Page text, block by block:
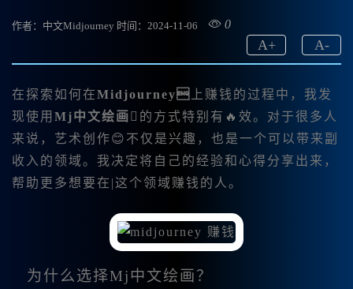
作者：中文Midjourney 时间：2024-11-06 0
A-
A+
在探索如何在Midjourney 上赚钱的过程中，我发
现使用 Mj中文绘画 的方式特别有🔥效。对于很多人
来说，艺术创作😊不仅是兴趣，也是一个可以带来副
收入的领域。我决定将自己的经验和心得分享出来，
帮助更多想要在|这个领域赚钱的人。
为什么选择Mj中文绘画？